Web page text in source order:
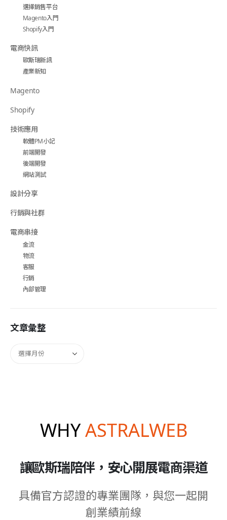
選擇銷售平台
Magento入門
Shopify入門
電商快訊
歐斯瑞新訊
產業新知
Magento
Shopify
技術應用
軟體PM小記
前端開發
後端開發
網站測試
設計分享
行銷與社群
電商串接
金流
物流
客服
行銷
內部管理
文章彙整
WHYASTRALWEB
讓歐斯瑞陪伴，安心開展電商渠道
具備官方認證的專業團隊，與您一起開
創業績前線